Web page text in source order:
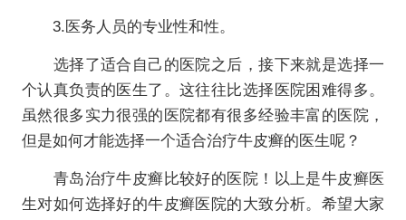
3.医务人员的专业性和性。
选择了适合自己的医院之后，接下来就是选择一
个认真负责的医生了。这往往比选择医院困难得多。
虽然很多实力很强的医院都有很多经验丰富的医院，
但是如何才能选择一个适合治疗牛皮癣的医生呢？
青岛治疗牛皮癣比较好的医院！以上是牛皮癣医
生对如何选择好的牛皮癣医院的大致分析。希望大家